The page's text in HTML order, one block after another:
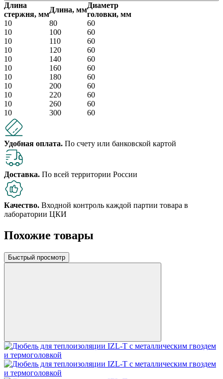
Длина
стержня, мм
Длина, мм
Диаметр
головки, мм
10
80
60
10
100
60
10
110
60
10
120
60
10
140
60
10
160
60
10
180
60
10
200
60
10
220
60
10
260
60
10
300 60
Удобная оплата. По счету или банковской картой
Доставка. По всей территории России
Качество. Входной контроль каждой партии товара в
лаборатории ЦКИ
Похожие товары
Быстрый просмотр